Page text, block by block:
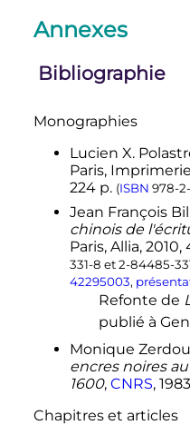
Annexes
Bibliographie
Monographies
Lucien X.
Paris,
224 p. (ISBN 978-
Jean François
chinois de
Paris, Allia, 2010,
331-8 et2-84485-
42295003,
Refonte de
publié à
Monique
encres noires
1600, CNRS, 1983
Chapitres et articles